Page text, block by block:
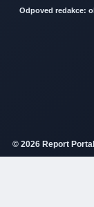
Odpoved redakce:
© 2026 Report Portal